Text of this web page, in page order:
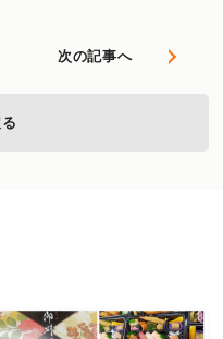
次の記事へ